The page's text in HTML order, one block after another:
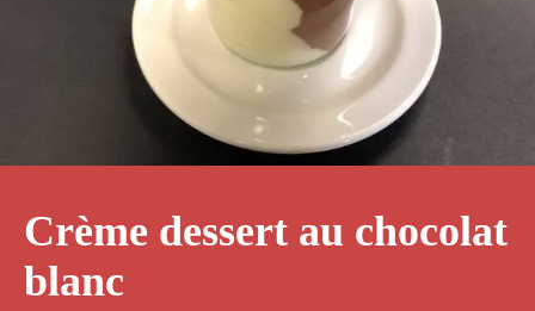
Crème dessert au chocolat
blanc